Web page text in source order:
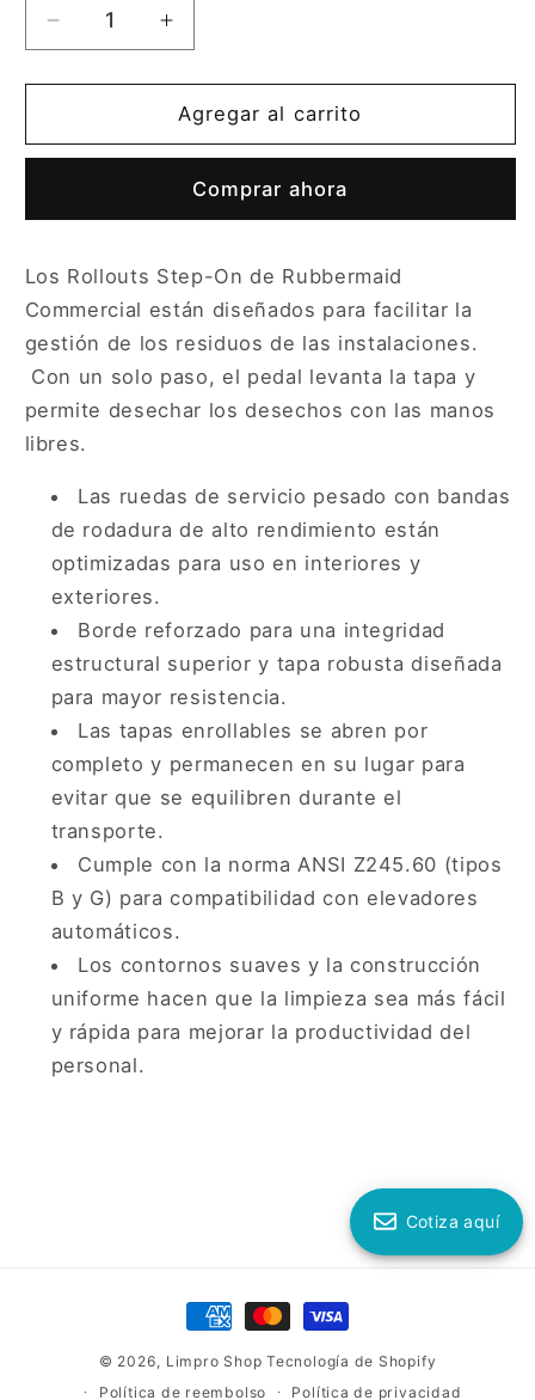
Reducir
cantidad
para
Brute
Rollout
95
gal,
gris
Aumentar
cantidad
para
Contenedor
Brute
On
Rollout
95
gal,
gris
Agregar al carrito
Comprar ahora
Los Rollouts Step-On de Rubbermaid
Commercial están diseñados para facilitar la
gestión de los residuos de las instalaciones.
Con un solo paso, el pedal levanta la tapa y
permite desechar los desechos con las manos
libres.
Las ruedas de servicio pesado con bandas
de rodadura de alto rendimiento están
optimizadas para uso en interiores y
exteriores.
Borde reforzado para una integridad
estructural superior y tapa robusta diseñada
para mayor resistencia.
Las tapas enrollables se abren por
completo y permanecen en su lugar para
evitar que se equilibren durante el
transporte.
Cumple con la norma ANSI Z245.60 (tipos
B y G) para compatibilidad con elevadores
automáticos.
Los contornos suaves y la construcción
uniforme hacen que la limpieza sea más fácil
y rápida para mejorar la productividad del
personal.
Cotiza aquí
Formas
de
pago
© 2026, Limpro Shop Tecnología de Shopify
Política de reembolso
Política de privacidad